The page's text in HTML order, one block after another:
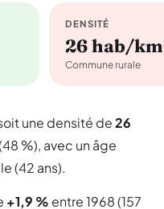
DENSITÉ
26 hab/
Commune rurale
une densité de26
%), avec un âge
(42 ans).
+1,9 % entre 1968 (157